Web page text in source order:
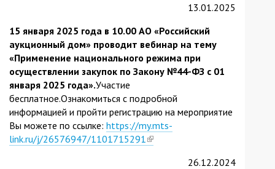
13.01.2025
15 января 2025 года в 10.00 АО «Российский
аукционный дом» проводит вебинар на тему
«Применение национального режима при
осуществлении закупок по Закону №44-ФЗ с 01
января 2025 года».Участие
бесплатное.Ознакомиться с подробной
информацией и пройти регистрацию на мероприятие
Вы можете по ссылке: https://my.mts-
link.ru/j/26576947/1101715291(link
26.12.2024